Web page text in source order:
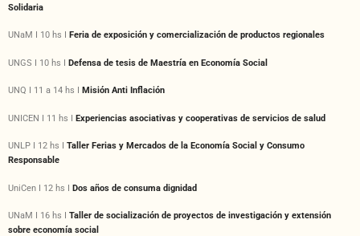
Solidaria
UNaM I 10 hs I Feria de exposición y comercialización de productos regionales
UNGS I 10 hs I Defensa de tesis de Maestría en Economía Social
UNQ I 11 a 14 hs I Misión Anti Inflación
UNICEN I 11 hs I Experiencias asociativas y cooperativas de servicios de salud
UNLP I 12 hs I Taller Ferias y Mercados de la Economía Social y Consumo
Responsable
UniCen I 12 hs I Dos años de consuma dignidad
UNaM I 16 hs I Taller de socialización de proyectos de investigación y extensión
sobre economía social